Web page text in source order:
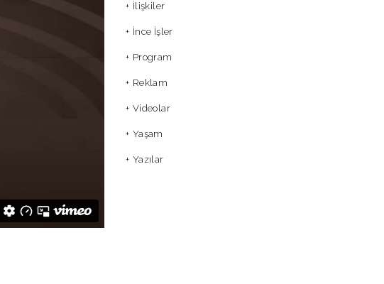
İlişkiler
İnce İşler
Program
Reklam
Videolar
Yaşam
Yazılar